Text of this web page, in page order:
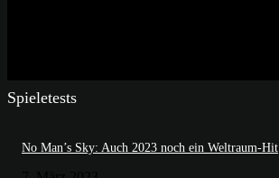
Spieletests
No Man’s Sky: Auch 2023 noch ein Weltraum-Hit